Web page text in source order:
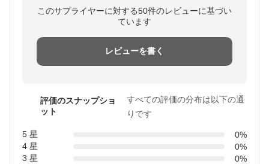
このサプライヤーに対する50件のレビューに基づい
ています
レビューを書く
評価のスナップショ
ット
すべての評価の分布は以下の通
りです
5 星
0%
4 星
0%
3 星
0%